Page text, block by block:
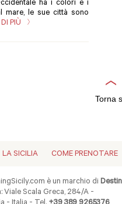
ha i colori e i
mare, le sue città sono
PIÙ
Torna
LA SICILIA COME PRENOTARE
è un marchio di
Viale Scala Greca, 284/A -